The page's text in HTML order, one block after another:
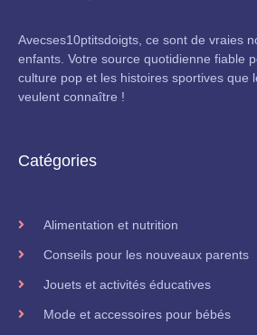
Avecses10ptitsdoigts, ce sont de vraies
enfants. Votre source quotidienne fiable
culture pop et les histoires sportives que
veulent connaître !
Catégories
Alimentation et nutrition
Conseils pour les nouveaux parents
Jouets et activités éducatives
Mode et accessoires pour bébés